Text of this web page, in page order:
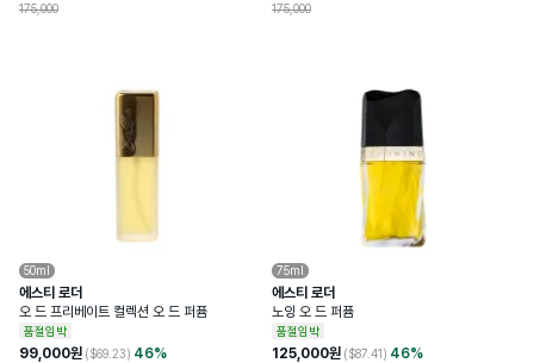
175,000 175,000
50ml
에스티 로더
오 드 프리베이트 컬렉션 오 드 퍼퓸
품절임박
99,000원 ($69.23) 46%
75ml
에스티 로더
노잉 오 드 퍼퓸
품절임박
125,000원 ($87.41) 46%